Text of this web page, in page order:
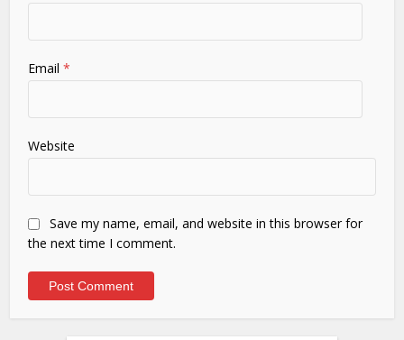
Email*
Website
Save my name, email, and website in this browser for
the next time I comment.